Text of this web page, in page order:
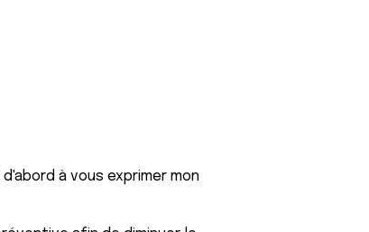
à vous exprimer mon